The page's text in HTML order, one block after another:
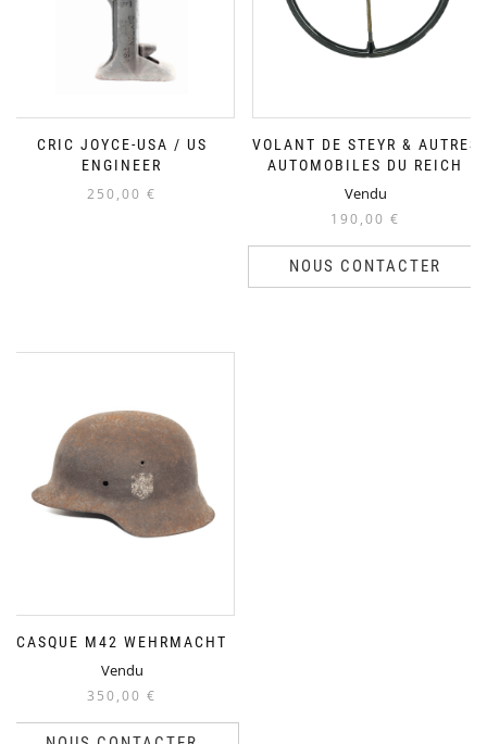
CRIC JOYCE-USA / US
ENGINEER
250,00 €
VOLANT DE STEYR & AUTRES
AUTOMOBILES DU REICH
Vendu
190,00 €
NOUS CONTACTER
CASQUE M42 WEHRMACHT
Vendu
350,00 €